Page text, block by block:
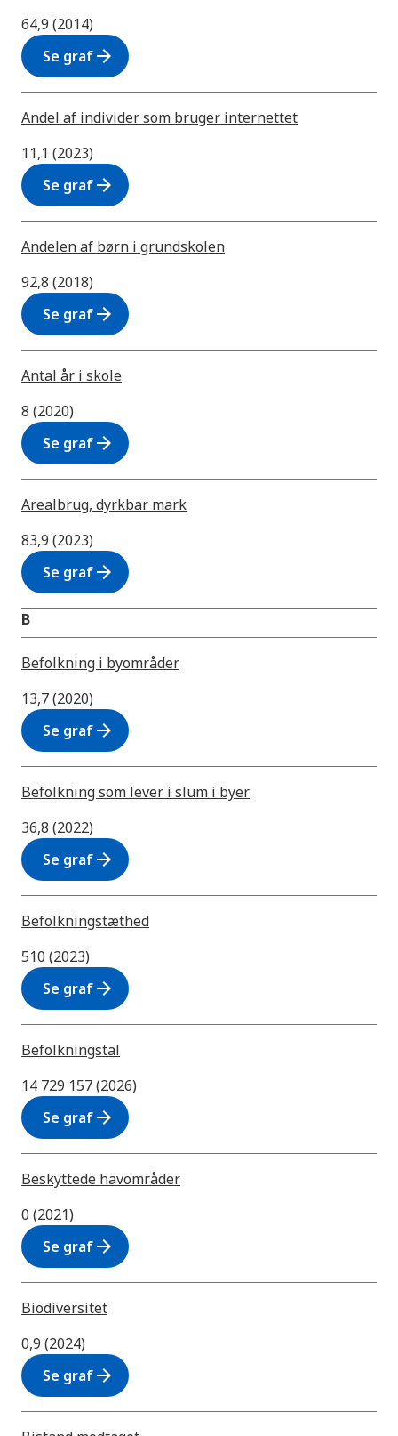
64,9 (2014)
Se grafarrow_forward
Andel af individer som bruger internettet
11,1 (2023)
Se grafarrow_forward
Andelen af børn i grundskolen
92,8 (2018)
Se grafarrow_forward
Antal år i skole
8 (2020)
Se grafarrow_forward
Arealbrug, dyrkbar mark
83,9 (2023)
Se grafarrow_forward
B
Befolkning i byområder
13,7 (2020)
Se grafarrow_forward
Befolkning som lever i slum i byer
36,8 (2022)
Se grafarrow_forward
Befolkningstæthed
510 (2023)
Se grafarrow_forward
Befolkningstal
14 729 157 (2026)
Se grafarrow_forward
Beskyttede havområder
0 (2021)
Se grafarrow_forward
Biodiversitet
0,9 (2024)
Se grafarrow_forward